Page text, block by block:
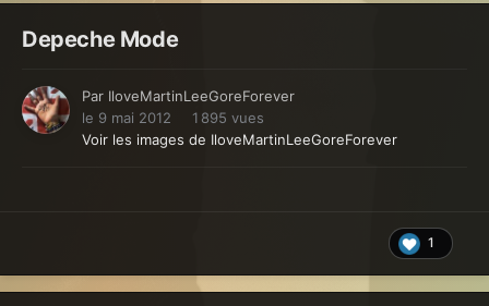
Depeche Mode
Par IloveMartinLeeGoreForever
le 9 mai 2012
1 895 vues
Voir les images de IloveMartinLeeGoreForever
1